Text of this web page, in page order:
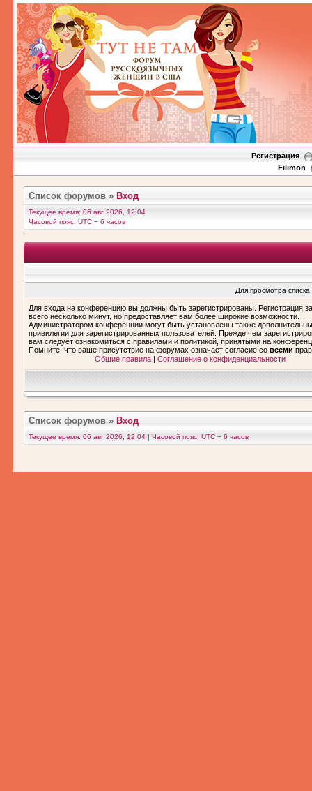
Регистрация
Filimon
Список форумов » Вход
Текущее время: 06 авг 2026, 12:04
Часовой пояс: UTC − 6 часов
Для просмотра
Для входа на конференцию вы должны быть зарегистрированы. Регистрация
всего несколько минут, но предоставляет вам более широкие возможности.
Администратором конференции могут быть установлены также
привилегии для зарегистрированных пользователей. Прежде чем
вам следует ознакомиться с правилами и политикой, принятыми на
Помните, что ваше присутствие на форумах означает согласие со всеми
Общие правила| Соглашение о конфиденциальности
Список форумов » Вход
Текущее время: 06 авг 2026, 12:04 | Часовой пояс: UTC − 6 часов